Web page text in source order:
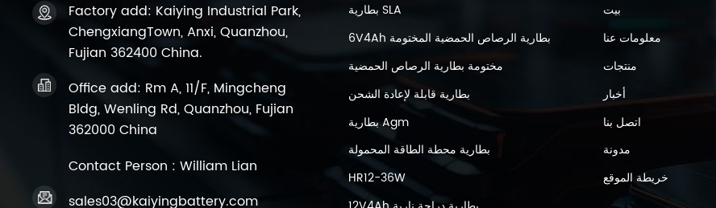
Factory add: Kaiying Industrial Park,
ChengxiangTown, Anxi, Quanzhou,
Fujian 362400 China.
Office add: Rm A, 11/F, Mingcheng
Bldg, Wenling Rd, Quanzhou, Fujian
362000 China
Contact Person : William Lian
sales03@kaiyingbattery.com
بطارية SLA
6V4Ah بطارية الرصاص الحمضية المختومة
مختومة بطارية الرصاص الحمضية
بطارية قابلة لإعادة الشحن
بطارية Agm
بطارية محطة الطاقة المحمولة
HR12-36W
بيت
معلومات عنا
منتجات
أخبار
اتصل بنا
مدونة
خريطة الموقع